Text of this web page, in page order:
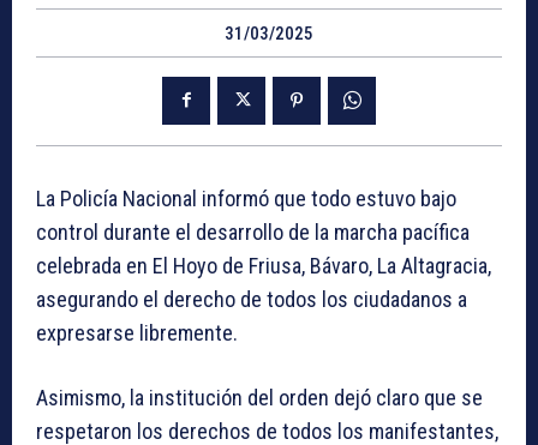
31/03/2025
La Policía Nacional informó que todo estuvo bajo
control durante el desarrollo de la marcha pacífica
celebrada en El Hoyo de Friusa, Bávaro, La Altagracia,
asegurando el derecho de todos los ciudadanos a
expresarse libremente.
Asimismo, la institución del orden dejó claro que se
respetaron los derechos de todos los manifestantes,